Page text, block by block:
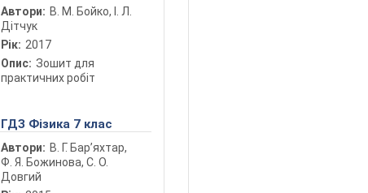
Автори: В. М. Бойко, І. Л.
Дітчук
Рік: 2017
Опис: Зошит для
практичних робіт
ГДЗ Фізика 7 клас
Автори: В. Г. Бар’яхтар,
Ф. Я. Божинова, С. О.
Довгий